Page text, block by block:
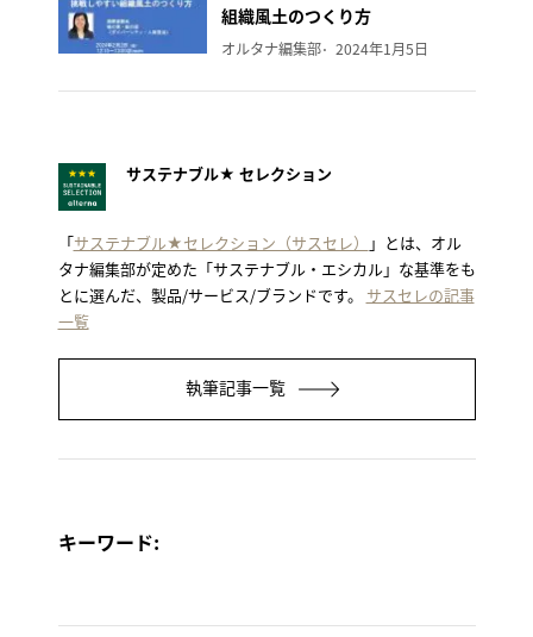
組織風土のつくり方
オルタナ編集部 2024年1月5日
サステナブル★ セレクション
「サステナブル★セレクション（サスセレ）
」とは、オル
タナ編集部が定めた「サステナブル・エシカル」な基準をも
とに選んだ、製品/サービス/ブランドです。 サスセレの記事
一覧
執筆記事一覧
キーワード: